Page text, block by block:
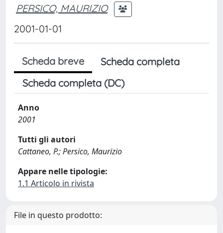
PERSICO, MAURIZIO
2001-01-01
Scheda breve
Scheda completa
Scheda completa (DC)
Anno
2001
Tutti gli autori
Cattaneo, P.; Persico, Maurizio
Appare nelle tipologie:
1.1 Articolo in rivista
File in questo prodotto: